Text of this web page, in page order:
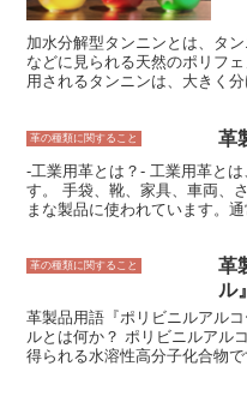
スカイバーは、革本来の風合
高級感やエレガントな印象を
ネスシーンやフォーマルなシ
す。
加水分解型タンニンとは、タ
などに見られる天然のポリフ
用されるタンニンは、大きく
類があります。これらのタン
で耐久性のあるものにする性
の製造に使用されています。
革の種類に関すること 革
-工業用革とは？- 工業用革とは、産業用途に使用される革のことで
す。 手袋、靴、家具、車両、
まな製品に使われています。
途によってさまざまな特性を
手袋に使用される革は、耐久
せん。一方、家具に使用され
す。
革の種類に関すること
革
ル
革製品用語『ポリビニルアルコール』につ
ルとは何か？ ポリビニルアルコールとは、酢酸ビニルを重合させて
得られる水溶性高分子化合物